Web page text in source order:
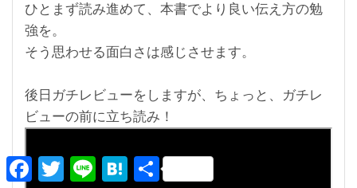
ひとまず読み進めて、本書でより良い伝え方の勉
強を。
そう思わせる面白さは感じさせます。
後日ガチレビューをしますが、 ちょっと、ガチレ
ビューの前に立ち読み！
F
T
L
H
共
有